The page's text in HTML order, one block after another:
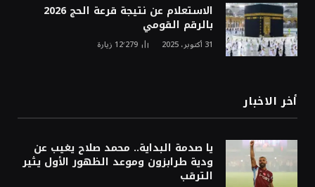
الاستعلام عن نتيجة قرعة الحج 2026
بالرقم القومي
31 أكتوبر، 2025 12٬279 زيارة
أخر الاخبار
يا صدمة البداية.. محمد صلاح يغيب عن
ودية طرابزون وموعد الظهور الأول يثير
الترقب